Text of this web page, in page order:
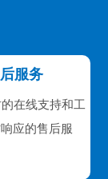
服务
在线支持和工
应的售后服